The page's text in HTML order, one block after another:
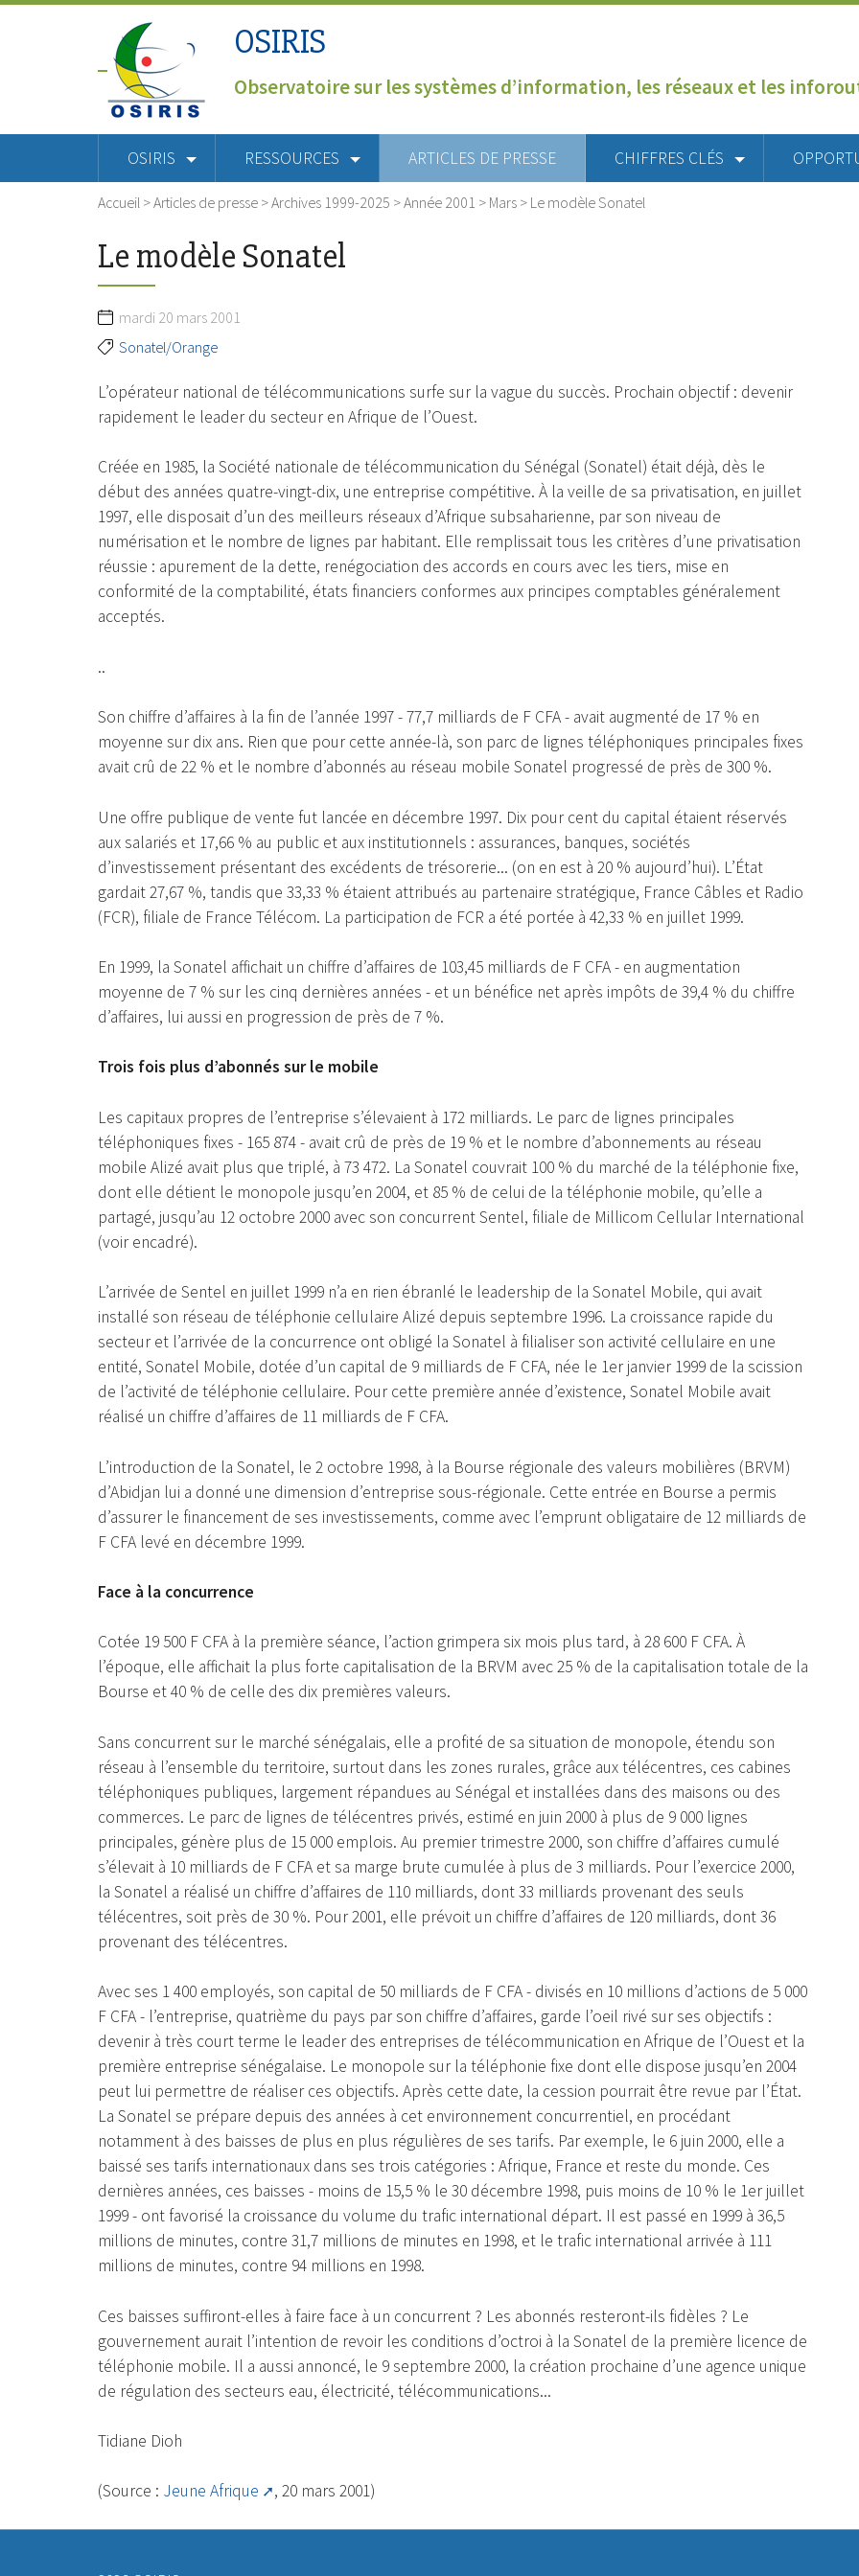
OSIRIS
Observatoire sur les systèmes d’information, les réseaux et les
OSIRIS RESSOURCES ARTICLES DE PRESSE CHIFFRES CLÉS
Accueil >Articles de presse >Archives 1999-2025 >Année 2001 > Mars > Le modèle Sonatel
Le modèle Sonatel
mardi 20 mars 2001
Sonatel/Orange
L’opérateur national de télécommunications surfe sur la vague du succès. Prochain objectif : devenir
rapidement le leader du secteur en Afrique de l’Ouest.
Créée en 1985, la Société nationale de télécommunication du Sénégal (Sonatel) était déjà, dès le
début des années quatre-vingt-dix, une entreprise compétitive. À la veille de sa privatisation, en juillet
1997, elle disposait d’un des meilleurs réseaux d’Afrique subsaharienne, par son niveau de
numérisation et le nombre de lignes par habitant. Elle remplissait tous les critères d’une privatisation
réussie : apurement de la dette, renégociation des accords en cours avec les tiers, mise en
conformité de la comptabilité, états financiers conformes aux principes comptables généralement
acceptés.
..
Son chiffre d’affaires à la fin de l’année 1997 - 77,7 milliards de F CFA - avait augmenté de 17 % en
moyenne sur dix ans. Rien que pour cette année-là, son parc de lignes téléphoniques principales fixes
avait crû de 22 % et le nombre d’abonnés au réseau mobile Sonatel progressé de près de 300 %.
Une offre publique de vente fut lancée en décembre 1997. Dix pour cent du capital étaient réservés
aux salariés et 17,66 % au public et aux institutionnels : assurances, banques, sociétés
d’investissement présentant des excédents de trésorerie... (on en est à 20 % aujourd’hui). L’État
gardait 27,67 %, tandis que 33,33 % étaient attribués au partenaire stratégique, France Câbles et Radio
(FCR), filiale de France Télécom. La participation de FCR a été portée à 42,33 % en juillet 1999.
En 1999, la Sonatel affichait un chiffre d’affaires de 103,45 milliards de F CFA - en augmentation
moyenne de 7 % sur les cinq dernières années - et un bénéfice net après impôts de 39,4 % du chiffre
d’affaires, lui aussi en progression de près de 7 %.
Trois fois plus d’abonnés sur le mobile
Les capitaux propres de l’entreprise s’élevaient à 172 milliards. Le parc de lignes principales
téléphoniques fixes - 165 874 - avait crû de près de 19 % et le nombre d’abonnements au réseau
mobile Alizé avait plus que triplé, à 73 472. La Sonatel couvrait 100 % du marché de la téléphonie fixe,
dont elle détient le monopole jusqu’en 2004, et 85 % de celui de la téléphonie mobile, qu’elle a
partagé, jusqu’au 12 octobre 2000 avec son concurrent Sentel, filiale de Millicom Cellular International
(voir encadré).
L’arrivée de Sentel en juillet 1999 n’a en rien ébranlé le leadership de la Sonatel Mobile, qui avait
installé son réseau de téléphonie cellulaire Alizé depuis septembre 1996. La croissance rapide du
secteur et l’arrivée de la concurrence ont obligé la Sonatel à filialiser son activité cellulaire en une
entité, Sonatel Mobile, dotée d’un capital de 9 milliards de F CFA, née le 1er janvier 1999 de la scission
de l’activité de téléphonie cellulaire. Pour cette première année d’existence, Sonatel Mobile avait
réalisé un chiffre d’affaires de 11 milliards de F CFA.
L’introduction de la Sonatel, le 2 octobre 1998, à la Bourse régionale des valeurs mobilières (BRVM)
d’Abidjan lui a donné une dimension d’entreprise sous-régionale. Cette entrée en Bourse a permis
d’assurer le financement de ses investissements, comme avec l’emprunt obligataire de 12 milliards de
F CFA levé en décembre 1999.
Face à la concurrence
Cotée 19 500 F CFA à la première séance, l’action grimpera six mois plus tard, à 28 600 F CFA. À
l’époque, elle affichait la plus forte capitalisation de la BRVM avec 25 % de la capitalisation totale de la
Bourse et 40 % de celle des dix premières valeurs.
Sans concurrent sur le marché sénégalais, elle a profité de sa situation de monopole, étendu son
réseau à l’ensemble du territoire, surtout dans les zones rurales, grâce aux télécentres, ces cabines
téléphoniques publiques, largement répandues au Sénégal et installées dans des maisons ou des
commerces. Le parc de lignes de télécentres privés, estimé en juin 2000 à plus de 9 000 lignes
principales, génère plus de 15 000 emplois. Au premier trimestre 2000, son chiffre d’affaires cumulé
s’élevait à 10 milliards de F CFA et sa marge brute cumulée à plus de 3 milliards. Pour l’exercice 2000,
la Sonatel a réalisé un chiffre d’affaires de 110 milliards, dont 33 milliards provenant des seuls
télécentres, soit près de 30 %. Pour 2001, elle prévoit un chiffre d’affaires de 120 milliards, dont 36
provenant des télécentres.
Avec ses 1 400 employés, son capital de 50 milliards de F CFA - divisés en 10 millions d’actions de 5 000
F CFA - l’entreprise, quatrième du pays par son chiffre d’affaires, garde l’oeil rivé sur ses objectifs :
devenir à très court terme le leader des entreprises de télécommunication en Afrique de l’Ouest et la
première entreprise sénégalaise. Le monopole sur la téléphonie fixe dont elle dispose jusqu’en 2004
peut lui permettre de réaliser ces objectifs. Après cette date, la cession pourrait être revue par l’État.
La Sonatel se prépare depuis des années à cet environnement concurrentiel, en procédant
notamment à des baisses de plus en plus régulières de ses tarifs. Par exemple, le 6 juin 2000, elle a
baissé ses tarifs internationaux dans ses trois catégories : Afrique, France et reste du monde. Ces
dernières années, ces baisses - moins de 15,5 % le 30 décembre 1998, puis moins de 10 % le 1er juillet
1999 - ont favorisé la croissance du volume du trafic international départ. Il est passé en 1999 à 36,5
millions de minutes, contre 31,7 millions de minutes en 1998, et le trafic international arrivée à 111
millions de minutes, contre 94 millions en 1998.
Ces baisses suffiront-elles à faire face à un concurrent ? Les abonnés resteront-ils fidèles ? Le
gouvernement aurait l’intention de revoir les conditions d’octroi à la Sonatel de la première licence de
téléphonie mobile. Il a aussi annoncé, le 9 septembre 2000, la création prochaine d’une agence unique
de régulation des secteurs eau, électricité, télécommunications...
Tidiane Dioh
(Source : Jeune Afrique , 20 mars 2001)